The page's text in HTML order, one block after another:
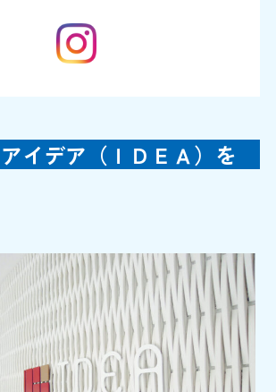
イデア（ＩＤＥＡ）を